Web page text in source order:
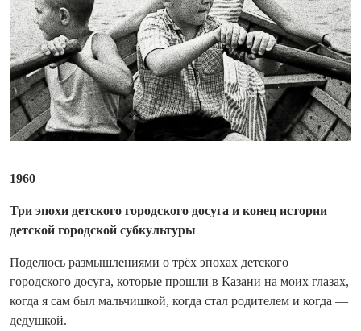
1960
Три эпохи детского городского досуга и конец истории
детской городской субкультуры
Поделюсь размышлениями о трёх эпохах детского
городского досуга, которые прошли в Казани на моих глазах,
когда я сам был мальчишкой, когда стал родителем и когда —
дедушкой.